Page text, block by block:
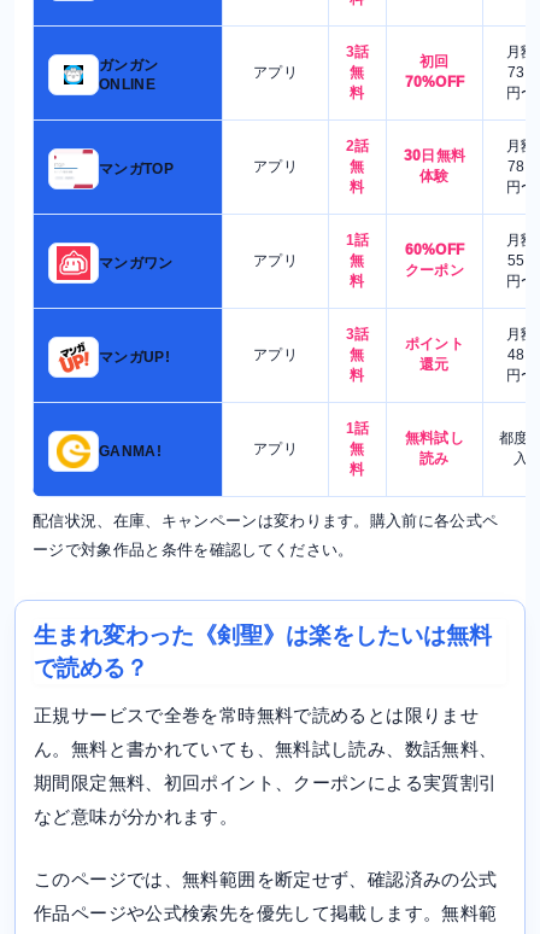
ガンガン
ONLINE
アプリ
3話
無
料
初回
70%OFF
月額
730
円〜
マンガTOP アプリ
2話
無
料
30日無料
体験
月額
780
円〜
マンガワン アプリ
1話
無
料
60%OFF
クーポン
月額
550
円〜
マンガUP! アプリ
3話
無
料
ポイント
還元
月額
480
円〜
GANMA! アプリ
1話
無
料
無料試し
読み
都度
入
配信状況、在庫、キャンペーンは変わります。購入前に各公式ペ
ージで対象作品と条件を確認してください。
生まれ変わった《剣聖》は楽をしたいは無料
で読める？
正規サービスで全巻を常時無料で読めるとは限りませ
ん。無料と書かれていても、無料試し読み、数話無料、
期間限定無料、初回ポイント、クーポンによる実質割引
など意味が分かれます。
このページでは、無料範囲を断定せず、確認済みの公式
作品ページや公式検索先を優先して掲載します。無料範